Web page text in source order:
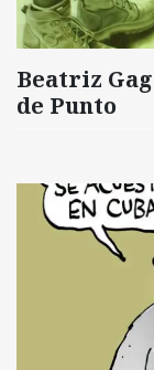
Beatriz
de Punto